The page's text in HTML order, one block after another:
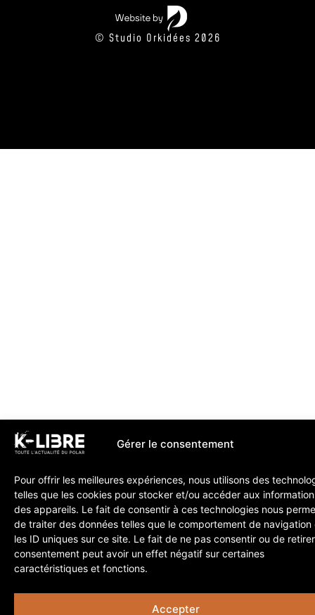
Gérer le consentement
Pour offrir les meilleures expériences, nous utilisons des
telles que les cookies pour stocker et/ou accéder aux
des appareils. Le fait de consentir à ces technologies nous
de traiter des données telles que le comportement de navigation
les ID uniques sur ce site. Le fait de ne pas consentir ou de
consentement peut avoir un effet négatif sur certaines
caractéristiques et fonctions.
Accepter
© Studio Orkidées 2026